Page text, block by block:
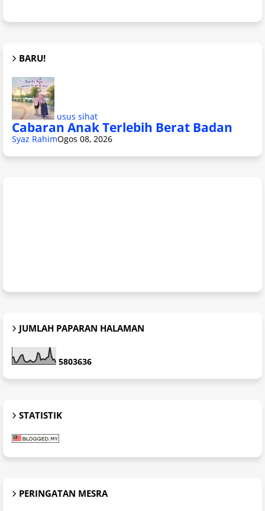
BARU!
usus sihat
Cabaran Anak Terlebih Berat Badan
Syaz RahimOgos 08, 2026
JUMLAH PAPARAN HALAMAN
5803636
STATISTIK
PERINGATAN MESRA